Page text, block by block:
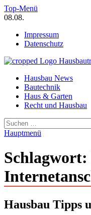
Zum
Inhalt
Top-Menü
08.08.
Impressum
Datenschutz
Hausbautrend Hausbau
Hausbau,
Hausbau News
Bautechnik
Haus & Garten
Recht und Hausbau
Suchen
nach:
Hauptmenü
Schlagwort:
Hausbau Tipps